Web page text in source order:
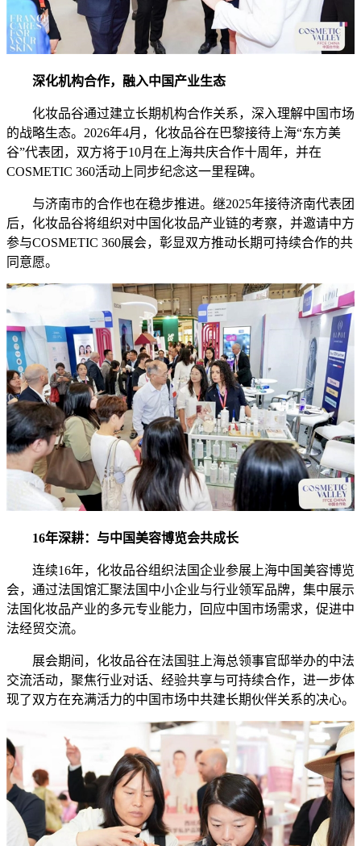
深化机构合作，融入中国产业生态
化妆品谷通过建立长期机构合作关系，深入理解中国市场
的战略生态。2026年4月，化妆品谷在巴黎接待上海“东方美
谷”代表团，双方将于10月在上海共庆合作十周年，并在
COSMETIC 360活动上同步纪念这一里程碑。
与济南市的合作也在稳步推进。继2025年接待济南代表团
后，化妆品谷将组织对中国化妆品产业链的考察，并邀请中方
参与COSMETIC 360展会，彰显双方推动长期可持续合作的共
同意愿。
16年深耕：与中国美容博览会共成长
连续16年，化妆品谷组织法国企业参展上海中国美容博览
会，通过法国馆汇聚法国中小企业与行业领军品牌，集中展示
法国化妆品产业的多元专业能力，回应中国市场需求，促进中
法经贸交流。
展会期间，化妆品谷在法国驻上海总领事官邸举办的中法
交流活动，聚焦行业对话、经验共享与可持续合作，进一步体
现了双方在充满活力的中国市场中共建长期伙伴关系的决心。